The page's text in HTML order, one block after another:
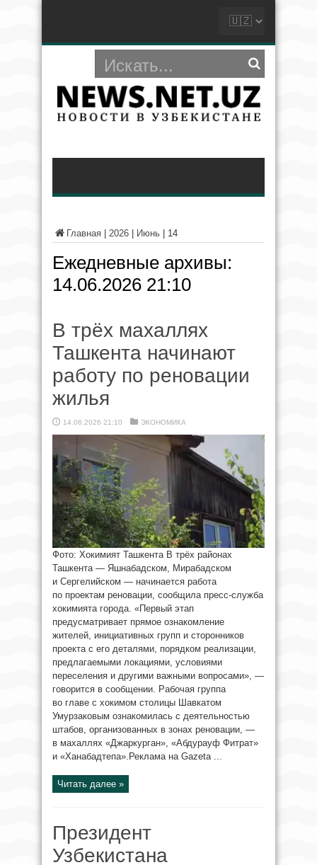
Главная 2026 Июнь 14
Ежедневные архивы:
14.06.2026 21:10
В трёх махаллях
Ташкента начинают
работу по реновации
жилья
14.06.2026 21:10 ЭКОНОМИКА
Фото: Хокимият Ташкента В трёх районах
Ташкента — Яшнабадском, Мирабадском
и Сергелийском — начинается работа
по проектам реновации, сообщила пресс-служба
хокимията города. «Первый этап
предусматривает прямое ознакомление
жителей, инициативных групп и сторонников
проекта с его деталями, порядком реализации,
предлагаемыми локациями, условиями
переселения и другими важными вопросами», —
говорится в сообщении. Рабочая группа
во главе с хокимом столицы Шавкатом
Умурзаковым ознакомилась с деятельностью
штабов, организованных в зонах реновации, —
в махаллях «Джаркурган», «Абдурауф Фитрат»
и «Ханабадтепа».Реклама на Gazeta ...
Читать далее »
Президент
Узбекистана